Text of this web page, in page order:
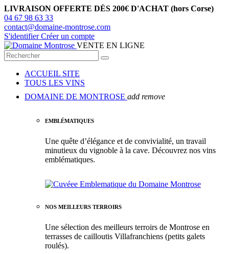
LIVRAISON OFFERTE DÈS 200€ D'ACHAT (hors Corse)
04 67 98 63 33
contact@domaine-montrose.com
S'identifier Créer un compte
VENTE EN LIGNE
ACCUEIL SITE
TOUS LES VINS
DOMAINE DE MONTROSE add remove
EMBLÉMATIQUES
Une quête d’élégance et de convivialité, un travail
minutieux du vignoble à la cave. Découvrez nos vins
emblématiques.
NOS MEILLEURS TERROIRS
Une sélection des meilleurs terroirs de Montrose en
terrasses de cailloutis Villafranchiens (petits galets
roulés).